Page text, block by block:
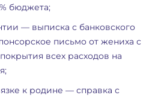
бюджета;
— выписка с банковского
письмо от жениха с
всех расходов на
к родине — справка с